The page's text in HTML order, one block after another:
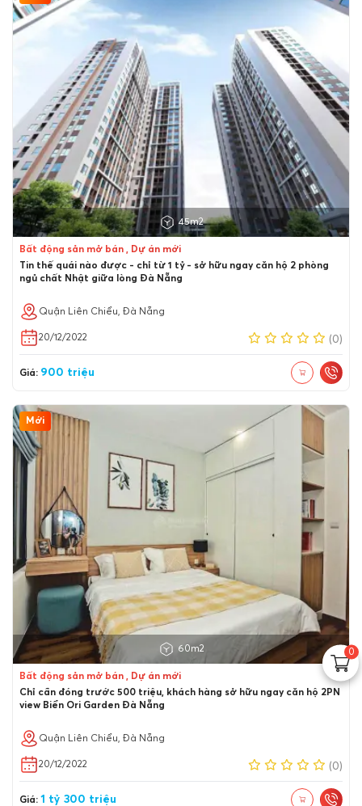
0
45m2
Bất động sản mở bán , Dự án mới
Tin thế quái nào được - chỉ từ 1 tỷ - sở hữu ngay căn hộ 2 phòng
ngủ chất Nhật giữa lòng Đà Nẵng
Quận Liên Chiểu, Đà Nẵng
20/12/2022 (0)
Giá: 900 triệu
Mới
60m2
Bất động sản mở bán , Dự án mới
Chỉ cần đóng trước 500 triệu, khách hàng sở hữu ngay căn hộ 2PN
view Biển Ori Garden Đà Nẵng
Quận Liên Chiểu, Đà Nẵng
20/12/2022 (0)
Giá: 1 tỷ 300 triệu